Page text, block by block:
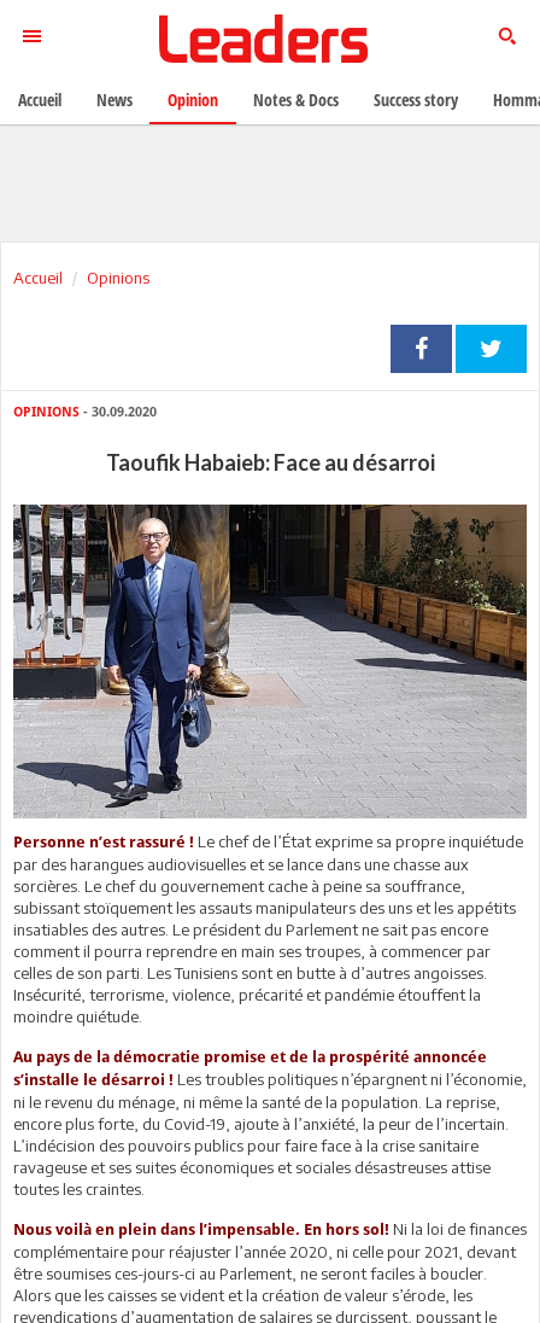
Accueil Opinions
OPINIONS - 30.09.2020
Taoufik Habaieb: Face au désarroi
Personne n’est rassuré ! Le chef de l’État exprime sa propre inquiétude
par des harangues audiovisuelles et se lance dans une chasse aux
sorcières. Le chef du gouvernement cache à peine sa souffrance,
subissant stoïquement les assauts manipulateurs des uns et les appétits
insatiables des autres. Le président du Parlement ne sait pas encore
comment il pourra reprendre en main ses troupes, à commencer par
celles de son parti. Les Tunisiens sont en butte à d’autres angoisses.
Insécurité, terrorisme, violence, précarité et pandémie étouffent la
moindre quiétude.
Au pays de la démocratie promise et de la prospérité annoncée
s’installe le désarroi ! Les troubles politiques n’épargnent ni l’économie,
ni le revenu du ménage, ni même la santé de la population. La reprise,
encore plus forte, du Covid-19, ajoute à l’anxiété, la peur de l’incertain.
L’indécision des pouvoirs publics pour faire face à la crise sanitaire
ravageuse et ses suites économiques et sociales désastreuses attise
toutes les craintes.
Nous voilà en plein dans l’impensable. En hors sol! Ni la loi de finances
complémentaire pour réajuster l’année 2020, ni celle pour 2021, devant
être soumises ces-jours-ci au Parlement, ne seront faciles à boucler.
Alors que les caisses se vident et la création de valeur s’érode, les
revendications d’augmentation de salaires se durcissent, poussant le
Accueil News Opinion Notes & Docs Success story